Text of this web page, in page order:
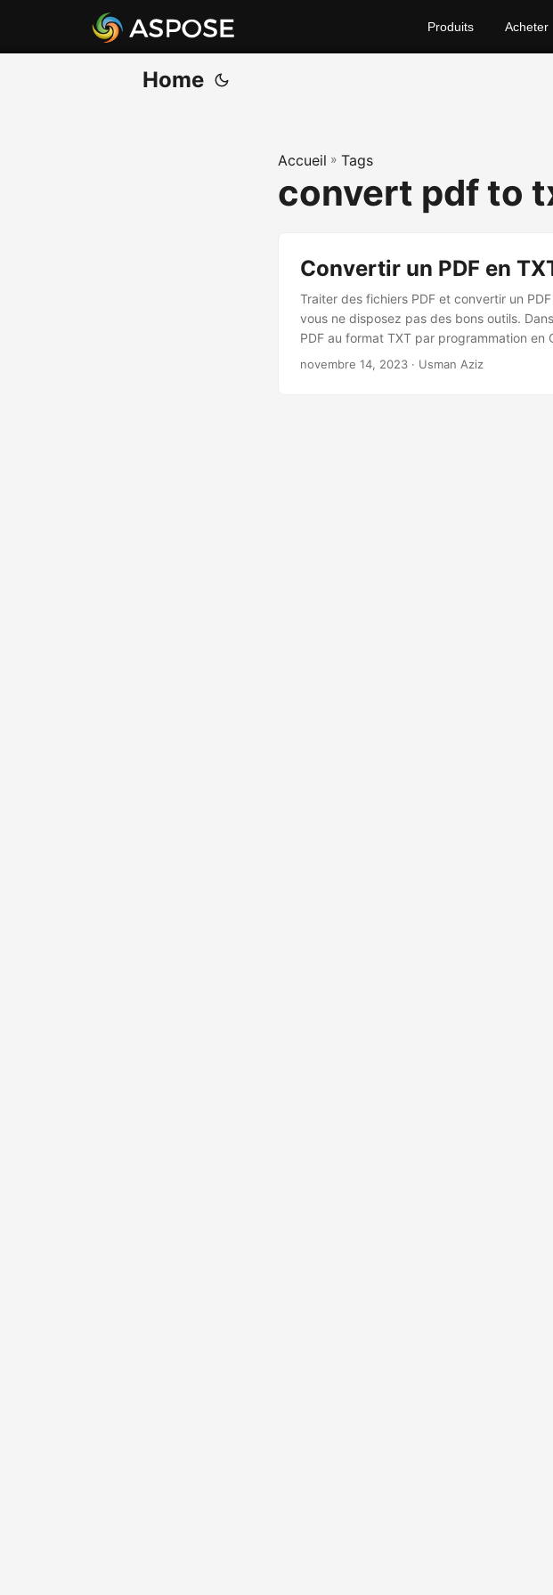
Produits Acheter
Home
Accueil » Tags
convert pdf to
Convertir un PDF en
Traiter des fichiers PDF et convertir un
vous ne disposez pas des bons outils.
PDF au format TXT par programmation en
novembre 14, 2023 · Usman Aziz